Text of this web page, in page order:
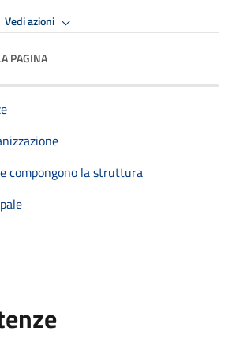
Vedi azioni
PAGINA
compongono la struttura